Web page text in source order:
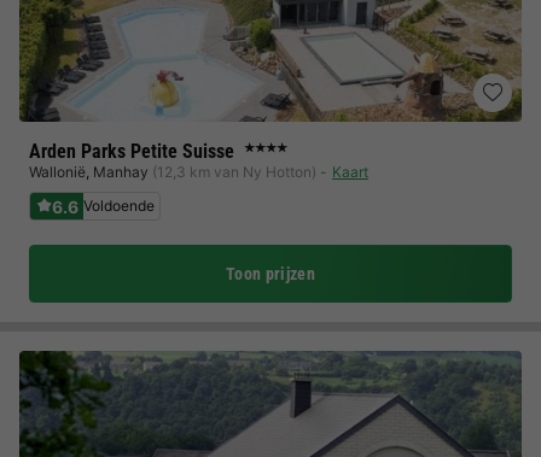
Arden Parks Petite Suisse ★★★★
Wallonië, Manhay (12,3 km van Ny Hotton) Kaart
6.6 Voldoende
Toon prijzen